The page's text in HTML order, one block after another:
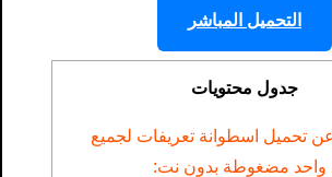
التحميل المباشر
جدول محتويات
تحميل اسطوانة تعريفات لجميع
واحد مضغوطة بدون نت: